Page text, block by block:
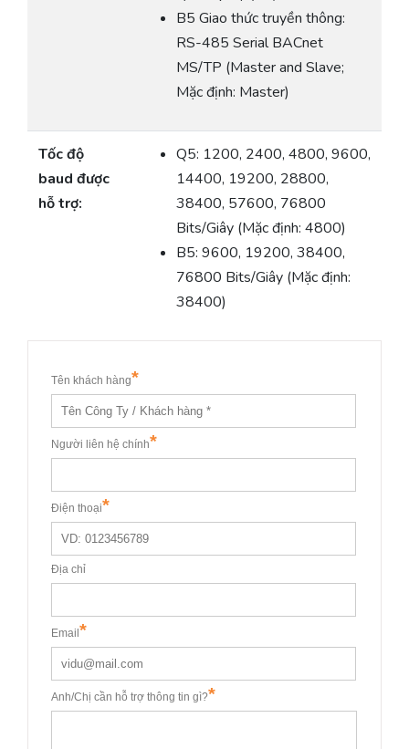
B5 Giao thức truyền thông:
RS-485 Serial BACnet
MS/TP (Master and Slave;
Mặc định: Master)
Tốc độ
baud được
hỗ trợ:
Q5: 1200, 2400, 4800, 9600,
14400, 19200, 28800,
38400, 57600, 76800
Bits/Giây (Mặc định: 4800)
B5: 9600, 19200, 38400,
76800 Bits/Giây (Mặc định:
38400)